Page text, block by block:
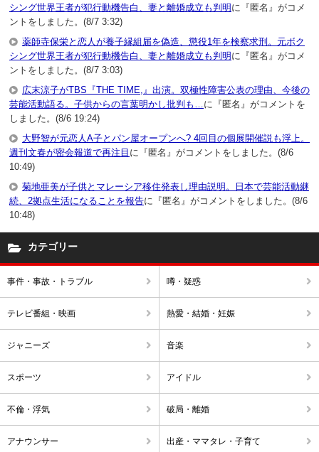
シング世界王者が犯行動機告白、妻と離婚成立も判明 に『匿名』がコメ
ントをしました。(8/7 3:32)
薬師寺保栄と恋人が養子縁組届を偽造、懲役1年を検察求刑。元ボク
シング世界王者が犯行動機告白、妻と離婚成立も判明 に『匿名』がコメ
ントをしました。(8/7 3:03)
広末涼子がTBS『THE TIME,』出演。双極性障害公表の理由、今後の
芸能活動語る。子供からの言葉明かし批判も… に『匿名』がコメントを
しました。(8/6 19:24)
大野智が元恋人A子とパン屋オープンへ? 4回目の個展開催説も浮上。
週刊文春が密会報道で再注目 に『匿名』がコメントをしました。(8/6
10:49)
菊地亜美が子供とマレーシア移住発表し理由説明。日本で芸能活動継
続、2拠点生活になることを報告に『匿名』がコメントをしました。(8/6
10:48)
カテゴリー
事件・事故・トラブル 噂・疑惑
テレビ番組・映画 熱愛・結婚・妊娠
ジャニーズ 音楽
スポーツ アイドル
不倫・浮気 破局・離婚
アナウンサー 出産・ママタレ・子育て